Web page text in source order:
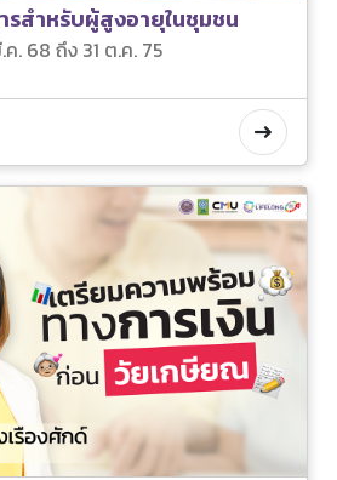
รสำหรับผู้สูงอายุในชุมชน
. 68 ถึง 31 ต.ค. 75